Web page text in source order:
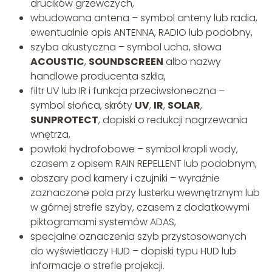
drucików grzewczych,
wbudowana antena – symbol anteny lub radia,
ewentualnie opis ANTENNA, RADIO lub podobny,
szyba akustyczna – symbol ucha, słowa
ACOUSTIC, SOUNDSCREEN albo nazwy
handlowe producenta szkła,
filtr UV lub IR i funkcja przeciwsłoneczna –
symbol słońca, skróty UV, IR, SOLAR,
SUNPROTECT, dopiski o redukcji nagrzewania
wnętrza,
powłoki hydrofobowe – symbol kropli wody,
czasem z opisem RAIN REPELLENT lub podobnym,
obszary pod kamery i czujniki – wyraźnie
zaznaczone pola przy lusterku wewnętrznym lub
w górnej strefie szyby, czasem z dodatkowymi
piktogramami systemów ADAS,
specjalne oznaczenia szyb przystosowanych
do wyświetlaczy HUD – dopiski typu HUD lub
informacje o strefie projekcji.